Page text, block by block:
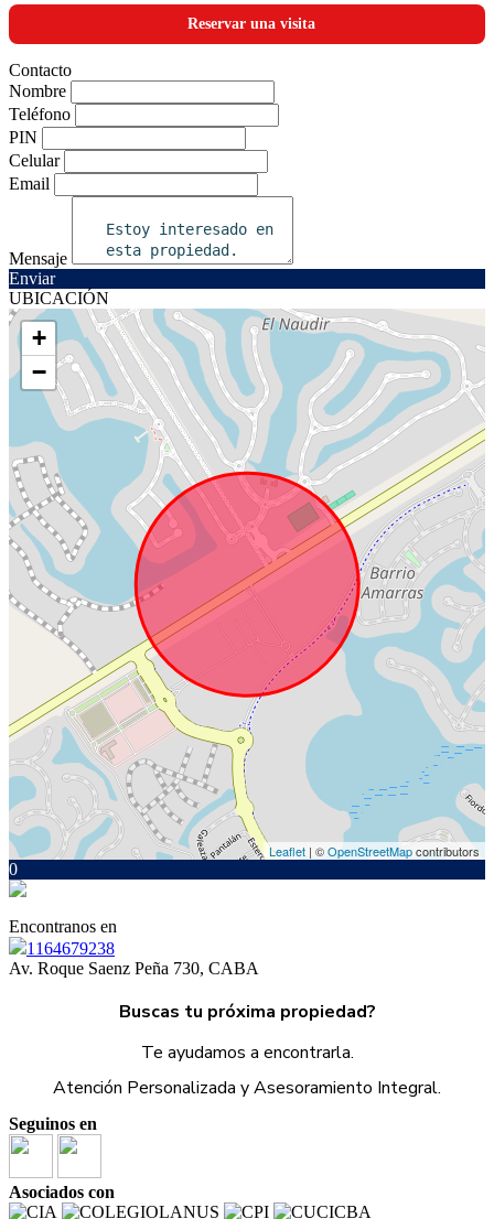
Reservar una visita
Contacto
Nombre
Teléfono
PIN
Celular
Email
Mensaje
Enviar
UBICACIÓN
+
−
Leaflet | ©OpenStreetMapcontributors
0
Encontranos en
1164679238
Av. Roque Saenz Peña 730, CABA
Buscas tu próxima propiedad?
Te ayudamos a encontrarla.
Atención Personalizada y Asesoramiento Integral.
Seguinos en
Asociados con